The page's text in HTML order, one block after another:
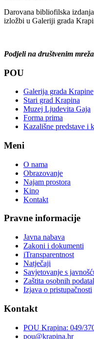
Darovana bibliofilska
izložbi u Galeriji grada
Podjeli na društvenim
POU
Galerija grada Krapine
Stari grad Krapina
Muzej Ljudevita Gaja
Forma prima
Kazališne predstave i
Meni
O nama
Obrazovanje
Najam prostora
Kino
Kontakt
Pravne informacije
Javna nabava
Zakoni i dokumenti
iTransparentnost
Natječaji
Savjetovanje s
Zaštita osobnih
Izjava o pristupačnosti
Kontakt
POU Krapina: 049/
pou@krapina.hr